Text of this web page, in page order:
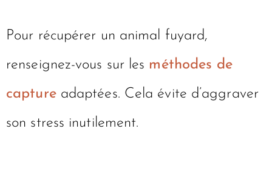
Pour récupérer un animal fuyard,
renseignez-vous sur les méthodes de
captureadaptées. Cela évite d’aggraver
son stress inutilement.